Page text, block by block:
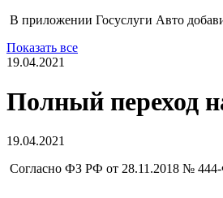
В приложении Госуслуги Авто
Показать все
19.04.2021
Полный переход
19.04.2021
Согласно ФЗ РФ от 28.11.2018 № 444-